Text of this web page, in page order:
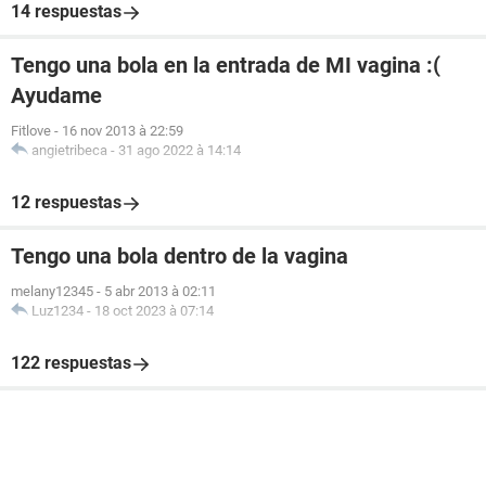
14 respuestas
Tengo una bola en la entrada de MI vagina :(
Ayudame
Fitlove - 16 nov 2013 à 22:59
angietribeca - 31 ago 2022 à 14:14
12 respuestas
Tengo una bola dentro de la vagina
melany12345 - 5 abr 2013 à 02:11
Luz1234 - 18 oct 2023 à 07:14
122 respuestas